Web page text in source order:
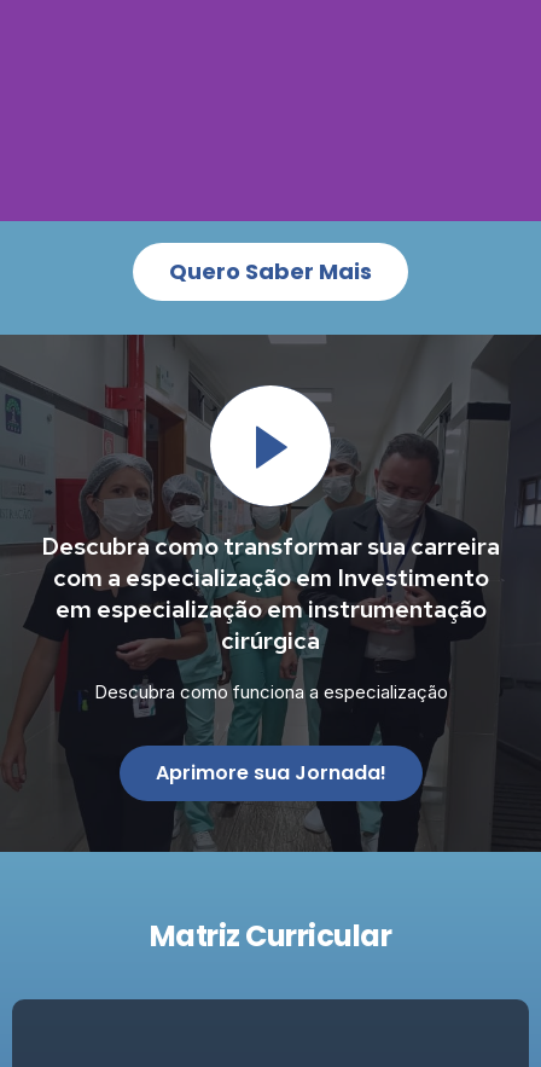
Quero Saber Mais
Descubra como transformar sua carreira
com a especialização em Investimento
em especialização em instrumentação
cirúrgica
Descubra como funciona a especialização
Aprimore sua Jornada!
Matriz Curricular